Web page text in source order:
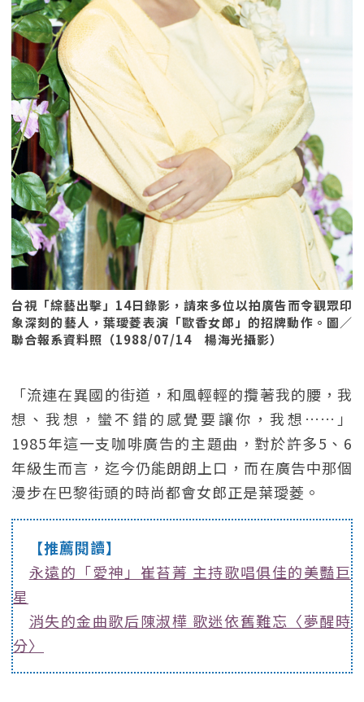
台視「綜藝出擊」14日錄影，請來多位以拍廣告而令觀眾印
象深刻的藝人，葉璦菱表演「歐香女郎」的招牌動作。圖／
聯合報系資料照（1988/07/14 楊海光攝影）
「流連在異國的街道，和風輕輕的攬著我的腰，我
想、我想，蠻不錯的感覺要讓你，我想……」
1985年這一支咖啡廣告的主題曲，對於許多5、6
年級生而言，迄今仍能朗朗上口，而在廣告中那個
漫步在巴黎街頭的時尚都會女郎正是葉璦菱。
【推薦閱讀】
永遠的「愛神」崔苔菁 主持歌唱俱佳的美豔巨
星
消失的金曲歌后陳淑樺 歌迷依舊難忘〈夢醒時
分〉